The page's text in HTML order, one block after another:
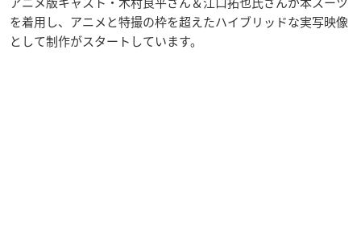
を着用し、アニメと特撮の枠を超えたハイブリッドな実写映像
として制作がスタートしています。